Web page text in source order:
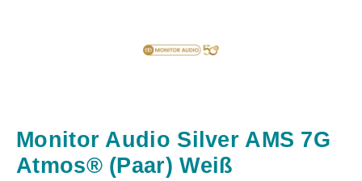
Monitor Audio Silver AMS 7G
Atmos® (Paar) Weiß